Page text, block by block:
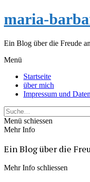
maria-
Ein Blog über die Freude
Menü
Startseite
über mich
Impressum und
Suche
Menü schiessen
Mehr Info
Ein Blog über die
Mehr Info schliessen